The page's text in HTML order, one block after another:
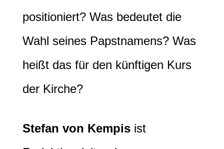
positioniert? Was bedeutet die
Wahl seines Papstnamens? Was
heißt das für den künftigen Kurs
der Kirche?
Stefan von Kempis ist